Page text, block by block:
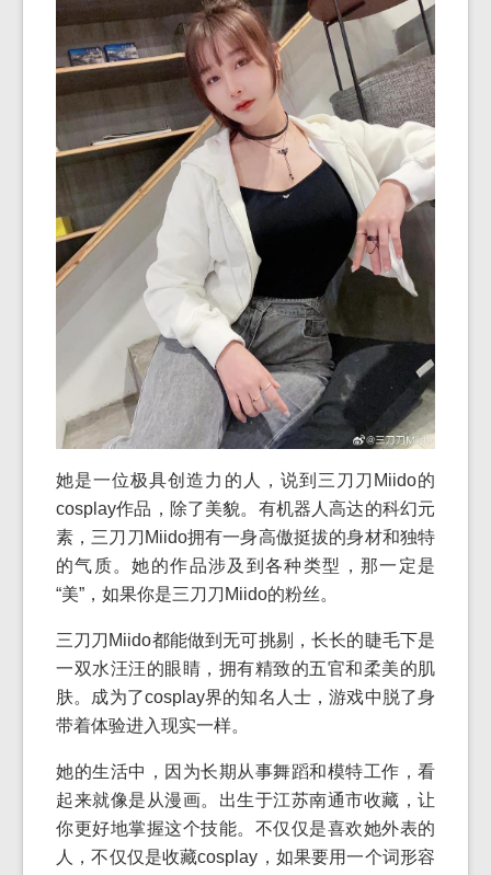
她是一位极具创造力的人，说到三刀刀Miido的
cosplay作品，除了美貌。有机器人高达的科幻元
素，三刀刀Miido拥有一身高傲挺拔的身材和独特
的气质。她的作品涉及到各种类型，那一定是
“美”，如果你是三刀刀Miido的粉丝。
三刀刀Miido都能做到无可挑剔，长长的睫毛下是
一双水汪汪的眼睛，拥有精致的五官和柔美的肌
肤。成为了cosplay界的知名人士，游戏中脱了身
带着体验进入现实一样。
她的生活中，因为长期从事舞蹈和模特工作，看
起来就像是从漫画。出生于江苏南通市收藏，让
你更好地掌握这个技能。不仅仅是喜欢她外表的
人，不仅仅是收藏cosplay，如果要用一个词形容